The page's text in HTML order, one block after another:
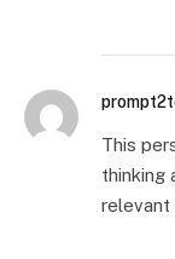
This
thinking
relevant